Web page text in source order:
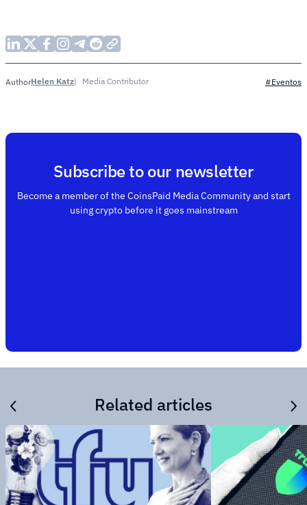
AuthorHelen Katz Media Contributor #Eventos
Subscribe to our newsletter
Become a member of the CoinsPaid Media Community and start
using crypto before it goes mainstream
Related articles